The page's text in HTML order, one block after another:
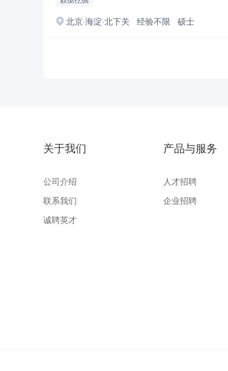
北京·海淀·北下关 经验不限 硕士
关于我们
公司介绍
联系我们
诚聘英才
产品与服务
人才招聘
企业招聘